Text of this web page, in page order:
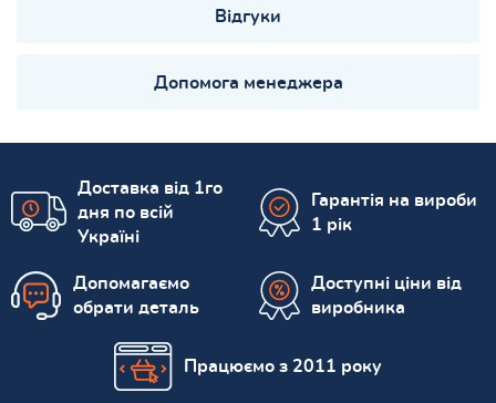
Відгуки
Допомога менеджера
Доставка від 1го
дня по всій
Україні
Гарантія на вироби
1 рік
Допомагаємо
обрати деталь
Доступні ціни від
виробника
Працюємо з 2011 року